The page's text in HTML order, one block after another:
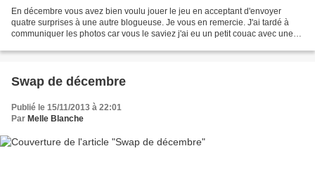
En décembre vous avez bien voulu jouer le jeu en acceptant d'envoyer
quatre surprises à une autre blogueuse. Je vous en remercie. J'ai tardé à
communiquer les photos car vous le saviez j'ai eu un petit couac avec une
Swap de décembre
Publié le 15/11/2013 à 22:01
Par Melle Blanche